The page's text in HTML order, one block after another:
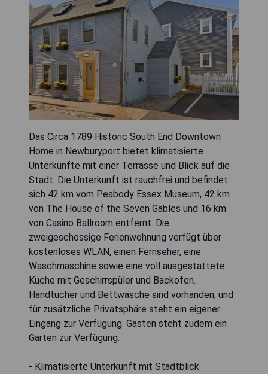
Das Circa 1789 Historic South End Downtown
Home in Newburyport bietet klimatisierte
Unterkünfte mit einer Terrasse und Blick auf die
Stadt. Die Unterkunft ist rauchfrei und befindet
sich 42 km vom Peabody Essex Museum, 42 km
von The House of the Seven Gables und 16 km
von Casino Ballroom entfernt. Die
zweigeschossige Ferienwohnung verfügt über
kostenloses WLAN, einen Fernseher, eine
Waschmaschine sowie eine voll ausgestattete
Küche mit Geschirrspüler und Backofen.
Handtücher und Bettwäsche sind vorhanden, und
für zusätzliche Privatsphäre steht ein eigener
Eingang zur Verfügung. Gästen steht zudem ein
Garten zur Verfügung.
- Klimatisierte Unterkunft mit Stadtblick